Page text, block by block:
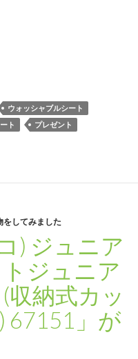
ウォッシャブルシート
ト
プレゼント
をしてみました
) ジュニア
ジュニア
収納式カッ
67151」が